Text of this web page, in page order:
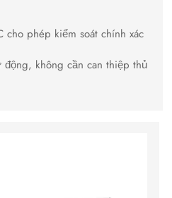
cho phép kiểm soát chính xác
không cần can thiệp thủ